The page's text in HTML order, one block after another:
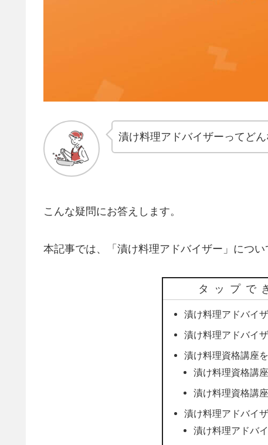
漬け料理アドバイザーってどん
こんな疑問にお答えします。
本記事では、「漬け料理アドバイザー」につい
タップで
漬け料理アドバイ
漬け料理アドバイ
漬け料理資格講座
漬け料理資格講
漬け料理資格講
漬け料理アドバイ
漬け料理アドバ